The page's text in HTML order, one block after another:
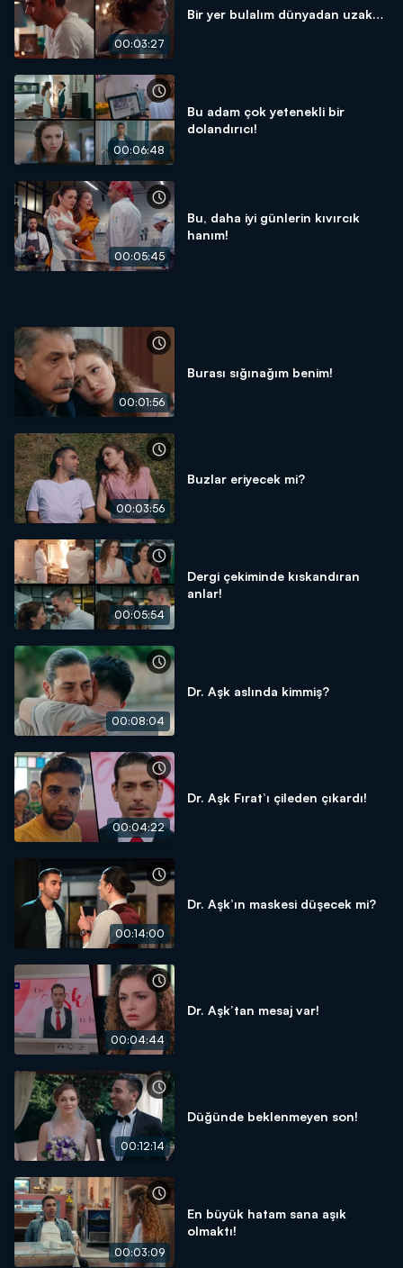
00:03:27
Bir yer bulalım dünyadan uzak…
00:06:48
Bu adam çok yetenekli bir
dolandırıcı!
00:05:45
Bu, daha iyi günlerin kıvırcık
hanım!
00:01:56
Burası sığınağım benim!
00:03:56
Buzlar eriyecek mi?
00:05:54
Dergi çekiminde kıskandıran
anlar!
00:08:04
Dr. Aşk aslında kimmiş?
00:04:22
Dr. Aşk Fırat’ı çileden çıkardı!
00:14:00
Dr. Aşk’ın maskesi düşecek mi?
00:04:44
Dr. Aşk’tan mesaj var!
00:12:14
Düğünde beklenmeyen son!
00:03:09
En büyük hatam sana aşık
olmaktı!